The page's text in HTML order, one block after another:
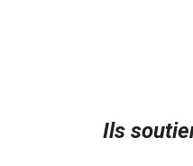
Ils